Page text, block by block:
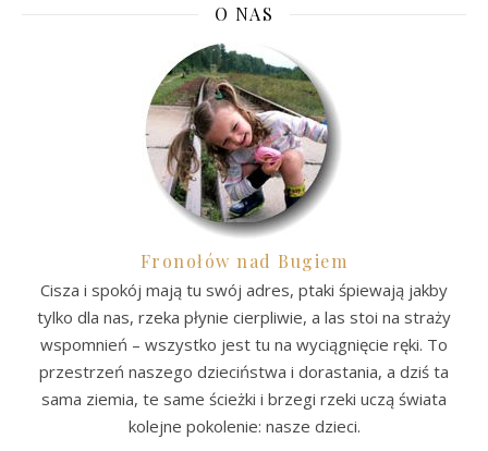
O NAS
Fronołów nad Bugiem
Cisza i spokój mają tu swój adres, ptaki śpiewają jakby
tylko dla nas, rzeka płynie cierpliwie, a las stoi na straży
wspomnień – wszystko jest tu na wyciągnięcie ręki. To
przestrzeń naszego dzieciństwa i dorastania, a dziś ta
sama ziemia, te same ścieżki i brzegi rzeki uczą świata
kolejne pokolenie: nasze dzieci.